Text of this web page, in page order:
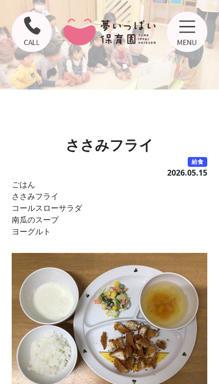
ささみフライ
給食
2026.05.15
ごはん
ささみフライ
コールスローサラダ
南瓜のスープ
ヨーグルト